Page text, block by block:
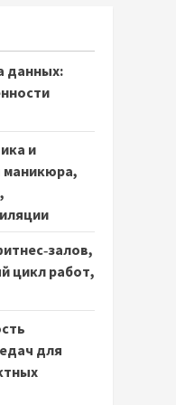
данных:
и
маникюра,
цикл работ,
для